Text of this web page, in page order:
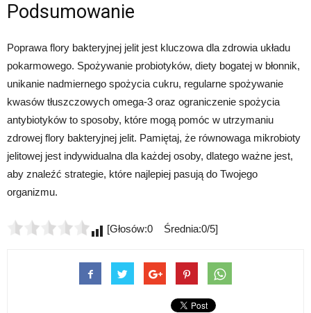
Podsumowanie
Poprawa flory bakteryjnej jelit jest kluczowa dla zdrowia układu
pokarmowego. Spożywanie probiotyków, diety bogatej w błonnik,
unikanie nadmiernego spożycia cukru, regularne spożywanie
kwasów tłuszczowych omega-3 oraz ograniczenie spożycia
antybiotyków to sposoby, które mogą pomóc w utrzymaniu
zdrowej flory bakteryjnej jelit. Pamiętaj, że równowaga mikrobioty
jelitowej jest indywidualna dla każdej osoby, dlatego ważne jest,
aby znaleźć strategie, które najlepiej pasują do Twojego
organizmu.
[Głosów:0 Średnia:0/5]